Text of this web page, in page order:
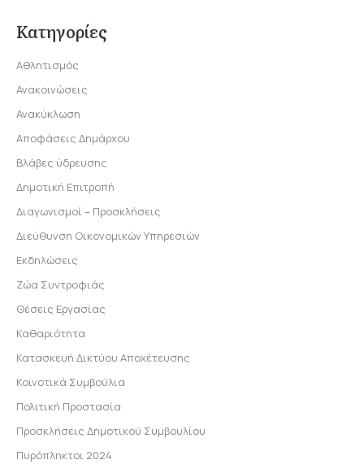
Κατηγορίες
Αθλητισμός
Ανακοινώσεις
Ανακύκλωση
Αποφάσεις Δημάρχου
Βλάβες ύδρευσης
Δημοτική Επιτροπή
Διαγωνισμοί – Προσκλήσεις
Διεύθυνση Οικονομικών Υπηρεσιών
Εκδηλώσεις
Ζώα Συντροφιάς
Θέσεις Εργασίας
Καθαριότητα
Κατασκευή Δικτύου Αποχέτευσης
Κοινοτικά Συμβούλια
Πολιτική Προστασία
Προσκλήσεις Δημοτικού Συμβουλίου
Πυρόπληκτοι 2024